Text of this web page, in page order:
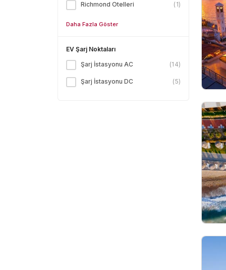
Richmond Otelleri ( 1)
Daha Fazla Göster
EV Şarj Noktaları
Şarj İstasyonu AC
(14)
Şarj İstasyonu DC (5)